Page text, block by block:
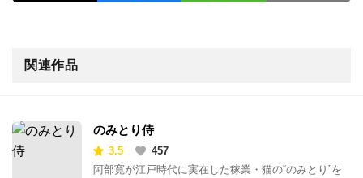
関連作品
のみとり侍
3.5
457
阿部寛が江戸時代に実在した稼業・猫の“のみとり”を